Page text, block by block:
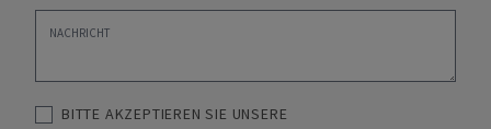
BITTE AKZEPTIEREN SIE UNSERE